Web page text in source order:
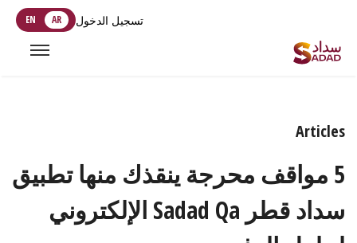
تسجيل الدخول EN AR
Articles
5 مواقف محرجة ينقذك منها تطبيق
سداد قطر Sadad Qa الإلكتروني